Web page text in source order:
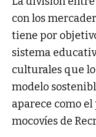
con los
tiene por
sistema
culturales que
modelo
aparece como
mocovíes de